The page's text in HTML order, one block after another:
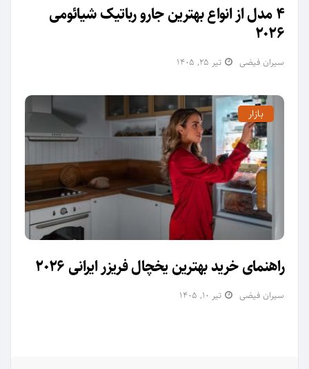
4 مدل از انواع بهترین جارو رباتیک شیائومی
2026
سیران فیضی تیر ۲۵, ۱۴۰۵
بازار
راهنمای خرید بهترین یخچال فریزر ایرانی 2026
سیران فیضی تیر ۱۰, ۱۴۰۵